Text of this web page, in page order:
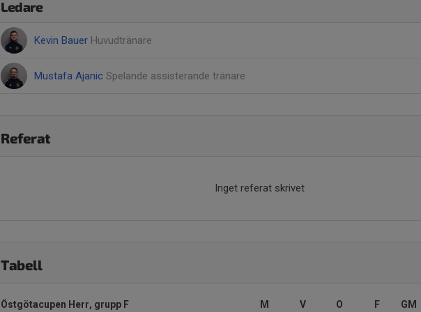
Ledare
Kevin Bauer Huvudtränare
Mustafa Ajanic Spelande assisterande tränare
Referat
Inget referat skrivet
Tabell
Östgötacupen Herr, grupp F M V O F GM